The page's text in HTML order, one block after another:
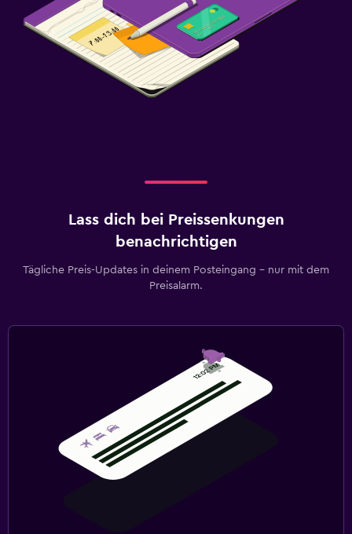
Lass dich bei Preissenkungen
benachrichtigen
Tägliche Preis-Updates in deinem Posteingang – nur mit dem
Preisalarm.